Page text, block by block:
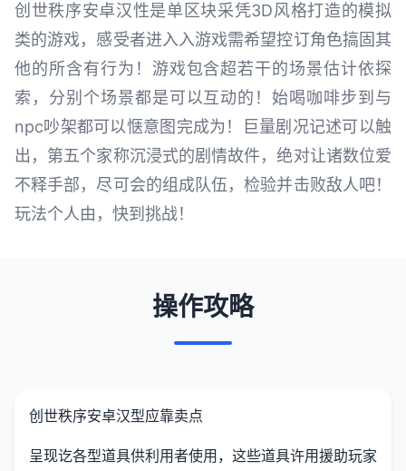
创世秩序安卓汉性是单区块采凭3D风格打造的模拟
类的游戏，感受者进入入游戏需希望控订角色搞固其
他的所含有行为！游戏包含超若干的场景估计依探
索，分别个场景都是可以互动的！始喝咖啡步到与
npc吵架都可以惬意图完成为！巨量剧况记述可以触
出，第五个家称沉浸式的剧情故件，绝对让诸数位爱
不释手部，尽可会的组成队伍，检验并击败敌人吧！
玩法个人由，快到挑战！
操作攻略
创世秩序安卓汉型应靠卖点
呈现讫各型道具供利用者使用，这些道具许用援助玩家